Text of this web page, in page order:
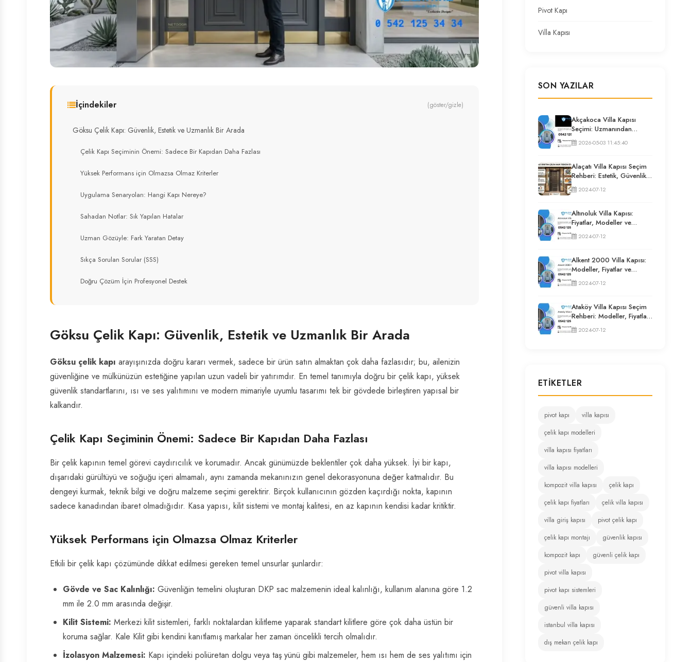
İçindekiler (göster/gizle)
Göksu Çelik Kapı: Güvenlik, Estetik ve Uzmanlık Bir Arada
Çelik Kapı Seçiminin Önemi: Sadece Bir Kapıdan Daha Fazlası
Yüksek Performans için Olmazsa Olmaz Kriterler
Uygulama Senaryoları: Hangi Kapı Nereye?
Sahadan Notlar: Sık Yapılan Hatalar
Uzman Gözüyle: Fark Yaratan Detay
Sıkça Sorulan Sorular (SSS)
Doğru Çözüm İçin Profesyonel Destek
Göksu Çelik Kapı: Güvenlik, Estetik ve Uzmanlık Bir Arada
Göksu çelik kapı arayışınızda doğru kararı vermek, sadece bir ürün satın almaktan çok daha fazlasıdır; bu, ailenizin
güvenliğine ve mülkünüzün estetiğine yapılan uzun vadeli bir yatırımdır. En temel tanımıyla doğru bir çelik kapı, yüksek
güvenlik standartlarını, ısı ve ses yalıtımını ve modern mimariyle uyumlu tasarımı tek bir gövdede birleştiren yapısal bir
kalkandır.
Çelik Kapı Seçiminin Önemi: Sadece Bir Kapıdan Daha Fazlası
Bir çelik kapının temel görevi caydırıcılık ve korumadır. Ancak günümüzde beklentiler çok daha yüksek. İyi bir kapı,
dışarıdaki gürültüyü ve soğuğu içeri almamalı, aynı zamanda mekanınızın genel dekorasyonuna değer katmalıdır. Bu
dengeyi kurmak, teknik bilgi ve doğru malzeme seçimi gerektirir. Birçok kullanıcının gözden kaçırdığı nokta, kapının
sadece kanadından ibaret olmadığıdır. Kasa yapısı, kilit sistemi ve montaj kalitesi, en az kapının kendisi kadar kritiktir.
Yüksek Performans için Olmazsa Olmaz Kriterler
Etkili bir çelik kapı çözümünde dikkat edilmesi gereken temel unsurlar şunlardır:
Gövde ve Sac Kalınlığı: Güvenliğin temelini oluşturan DKP sac malzemenin ideal kalınlığı, kullanım alanına göre 1.2
mm ile 2.0 mm arasında değişir.
Kilit Sistemi: Merkezi kilit sistemleri, farklı noktalardan kilitleme yaparak standart kilitlere göre çok daha üstün bir
koruma sağlar. Kale Kilit gibi kendini kanıtlamış markalar her zaman öncelikli tercih olmalıdır.
İzolasyon Malzemesi: Kapı içindeki poliüretan dolgu veya taş yünü gibi malzemeler, hem ısı hem de ses yalıtımı için
Pivot Kapı
Villa Kapısı
SON YAZILAR
Akçakoca Villa Kapısı
Seçimi: Uzmanından
Güvenlik ve İzolasyon
Rehberi
2026-05-03 11:45:40
Alaçatı Villa Kapısı Seçim
Rehberi: Estetik, Güvenlik
ve Püf Noktaları
2024-07-12
Altınoluk Villa Kapısı:
Fiyatlar, Modeller ve
Uzman Seçim Rehberi
2024-07-12
Alkent 2000 Villa Kapısı:
Modeller, Fiyatlar ve
Uzman Seçim Rehberi
2024-07-12
Ataköy Villa Kapısı Seçim
Rehberi: Modeller, Fiyatlar
ve Uzman Tavsiyeleri
2024-07-12
ETIKETLER
pivot kapı
villa kapısı
çelik kapı modelleri
villa kapısı fiyatları
villa kapısı modelleri
kompozit villa kapısı
çelik kapı
çelik kapı fiyatları
çelik villa kapısı
villa giriş kapısı
pivot çelik kapı
çelik kapı montajı
güvenlik kapısı
kompozit kapı
güvenli çelik kapı
pivot villa kapısı
pivot kapı sistemleri
güvenli villa kapısı
istanbul villa kapısı
dış mekan çelik kapı